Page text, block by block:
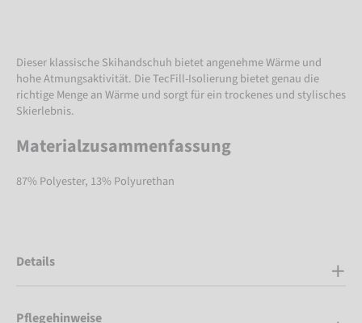
Dieser klassische Skihandschuh bietet angenehme Wärme und
hohe Atmungsaktivität. Die TecFill-Isolierung bietet genau die
richtige Menge an Wärme und sorgt für ein trockenes und stylisches
Skierlebnis.
Materialzusammenfassung
87% Polyester, 13% Polyurethan
Details
Pflegehinweise